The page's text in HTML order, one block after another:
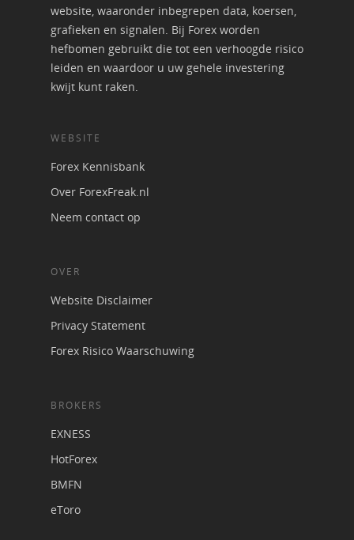
website, waaronder inbegrepen data, koersen,
grafieken en signalen. Bij Forex worden
hefbomen gebruikt die tot een verhoogde risico
leiden en waardoor u uw gehele investering
kwijt kunt raken.
WEBSITE
Forex Kennisbank
Over ForexFreak.nl
Neem contact op
OVER
Website Disclaimer
Privacy Statement
Forex Risico Waarschuwing
BROKERS
EXNESS
HotForex
BMFN
eToro